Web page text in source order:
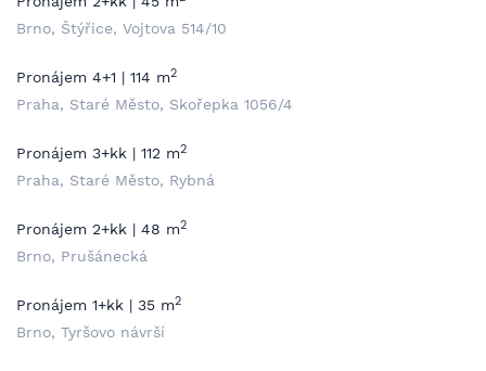
Brno, Štýřice, Vojtova 514/10
Pronájem 4+1 | 114 m2
Praha, Staré Město, Skořepka 1056/4
Pronájem 3+kk | 112 m2
Praha, Staré Město, Rybná
Pronájem 2+kk | 48 m2
Brno, Prušánecká
Pronájem 1+kk | 35 m2
Brno, Tyršovo návrší